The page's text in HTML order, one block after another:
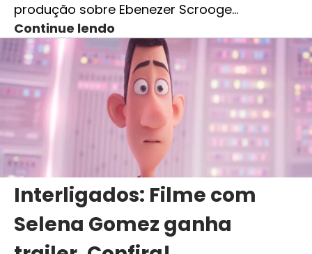
produção sobre Ebenezer Scrooge…
Continue lendo
Interligados: Filme com
Selena Gomez ganha